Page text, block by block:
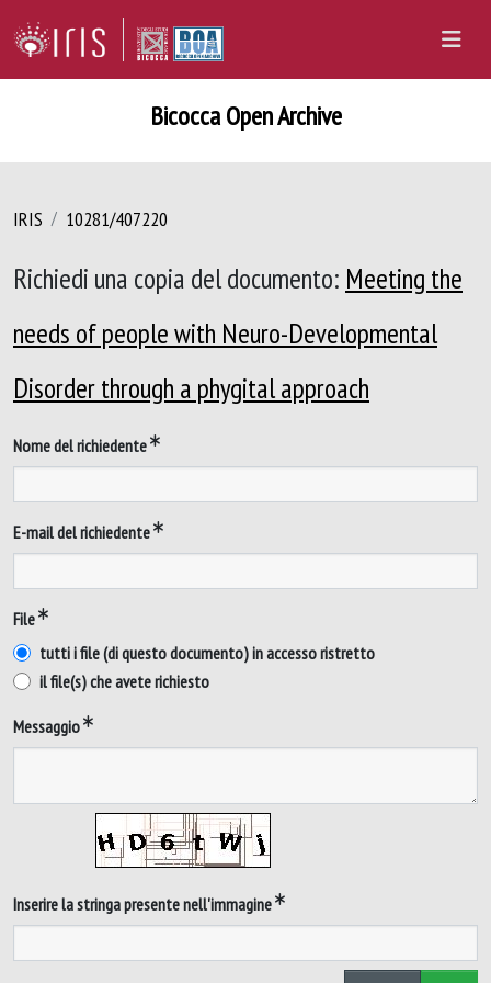
Bicocca Open Archive
IRIS 10281/407220
Richiedi una copia del documento: Meeting the
needs of people with Neuro-Developmental
Disorder through a phygital approach
Nome del richiedente
E-mail del richiedente
File
tutti i file (di questo documento) in accesso ristretto
il file(s) che avete richiesto
Messaggio
Inserire la stringa presente nell'immagine